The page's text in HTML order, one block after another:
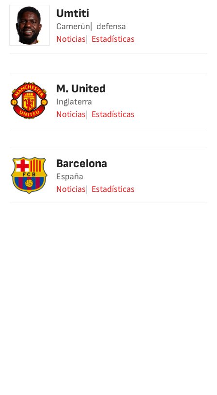
Umtiti
Camerún defensa
Noticias Estadísticas
M. United
Inglaterra
Noticias Estadísticas
Barcelona
España
Noticias Estadísticas